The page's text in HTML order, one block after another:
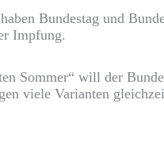
Bundestag und
Impfung.
Sommer“ will der
viele Varianten